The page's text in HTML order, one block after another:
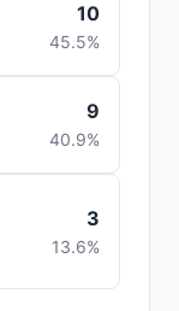
10
45.5%
9
40.9%
3
13.6%